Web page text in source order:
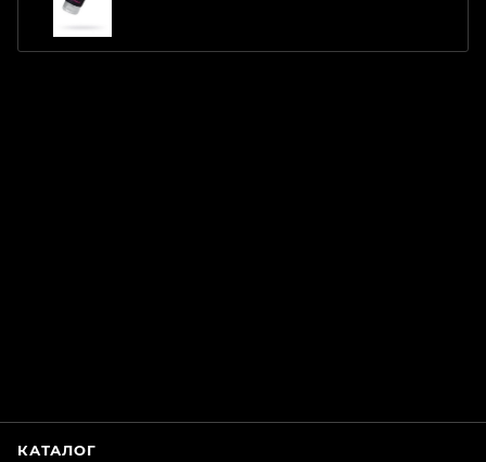
КАТАЛОГ